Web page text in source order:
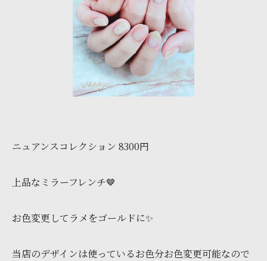
ニュアンスコレクション 8300円
上品なミラーフレンチ🤎
お色変更してラメをゴールドに✨
当店のデザインは使っているお色分お色変更可能なので